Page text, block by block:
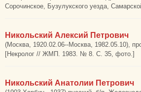
Сорочинское, Бузулукского уезда,
Никольский Алексий Петрович
(Москва, 1920.02.06--Москва, 1982.05.10),
[Некролог // ЖМП. 1983. № 8. С. 35, фото.]
Никольский Анатолии Петрович